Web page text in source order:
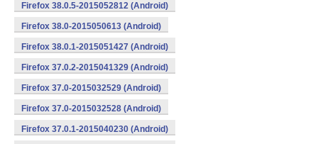
Firefox 38.0.5-2015052812 (Android)
Firefox 38.0-2015050613 (Android)
Firefox 38.0.1-2015051427 (Android)
Firefox 37.0.2-2015041329 (Android)
Firefox 37.0-2015032529 (Android)
Firefox 37.0-2015032528 (Android)
Firefox 37.0.1-2015040230 (Android)